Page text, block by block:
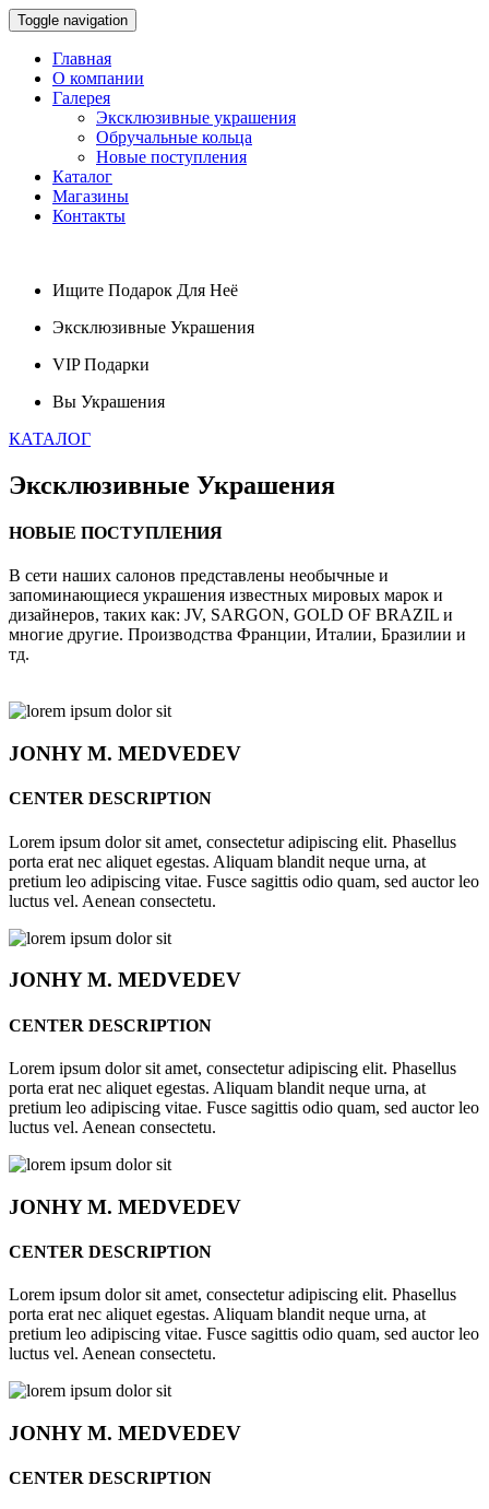
Toggle navigation
Главная
О компании
Галерея
Эксклюзивные украшения
Обручальные кольца
Новые поступления
Каталог
Магазины
Контакты
Ищите Подарок Для Неё
Эксклюзивные Украшения
VIPПодарки
Вы Украшения
КАТАЛОГ
Эксклюзивные Украшения
НОВЫЕ ПОСТУПЛЕНИЯ
В сети наших салонов представлены необычные и
запоминающиеся украшения известных мировых марок и
дизайнеров, таких как: JV, SARGON, GOLD OF BRAZIL и
многие другие. Производства Франции, Италии, Бразилии и
тд.
JONHYM. MEDVEDEV
CENTER DESCRIPTION
Lorem ipsum dolor sit amet, consectetur adipiscing elit. Phasellus
porta erat nec aliquet egestas. Aliquam blandit neque urna, at
pretium leo adipiscing vitae. Fusce sagittis odio quam, sed auctor leo
luctus vel. Aenean consectetu.
JONHYM. MEDVEDEV
CENTER DESCRIPTION
Lorem ipsum dolor sit amet, consectetur adipiscing elit. Phasellus
porta erat nec aliquet egestas. Aliquam blandit neque urna, at
pretium leo adipiscing vitae. Fusce sagittis odio quam, sed auctor leo
luctus vel. Aenean consectetu.
JONHYM. MEDVEDEV
CENTER DESCRIPTION
Lorem ipsum dolor sit amet, consectetur adipiscing elit. Phasellus
porta erat nec aliquet egestas. Aliquam blandit neque urna, at
pretium leo adipiscing vitae. Fusce sagittis odio quam, sed auctor leo
luctus vel. Aenean consectetu.
JONHYM. MEDVEDEV
CENTER DESCRIPTION